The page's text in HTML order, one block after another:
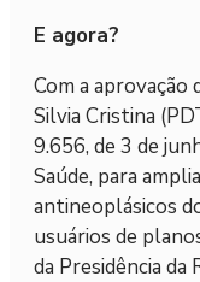
E agora?
Com a aprovação
Silvia Cristina
9.656, de 3 de
Saúde, para
antineoplásicos
usuários de
da Presidência da